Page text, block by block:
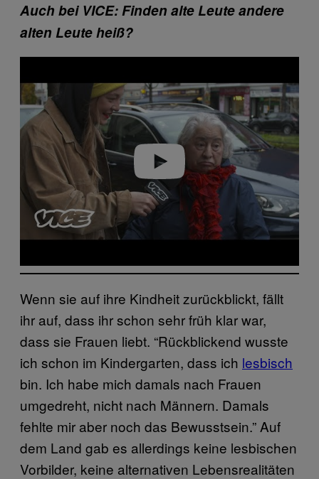
Auch bei VICE: Finden alte Leute andere
alten Leute heiß?
Play video
Wenn sie auf ihre Kindheit zurückblickt, fällt
ihr auf, dass ihr schon sehr früh klar war,
dass sie Frauen liebt. “Rückblickend wusste
ich schon im Kindergarten, dass ich lesbisch
bin. Ich habe mich damals nach Frauen
umgedreht, nicht nach Männern. Damals
fehlte mir aber noch das Bewusstsein.” Auf
dem Land gab es allerdings keine lesbischen
Vorbilder, keine alternativen Lebensrealitäten